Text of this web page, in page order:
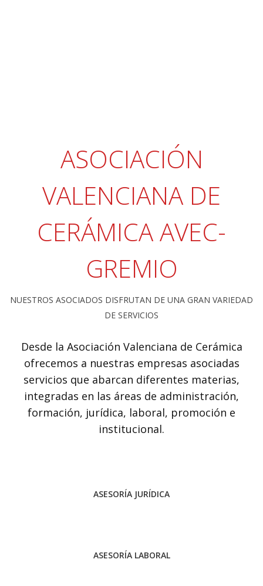
ASOCIACIÓN
VALENCIANA DE
CERÁMICA AVEC-
GREMIO
NUESTROS ASOCIADOS DISFRUTAN DE UNA GRAN VARIEDAD
DE SERVICIOS
Desde la Asociación Valenciana de Cerámica
ofrecemos a nuestras empresas asociadas
servicios que abarcan diferentes materias,
integradas en las áreas de administración,
formación, jurídica, laboral, promoción e
institucional.
ASESORÍA JURÍDICA
ASESORÍA LABORAL